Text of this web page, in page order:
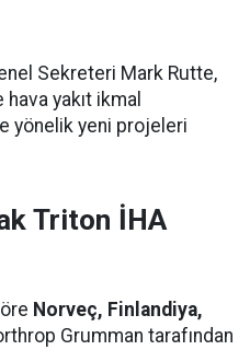
Sekreteri Mark Rutte,
yakıt ikmal
yönelik yeni projeleri
Triton İHA
Norveç, Finlandiya,
Grumman tarafından